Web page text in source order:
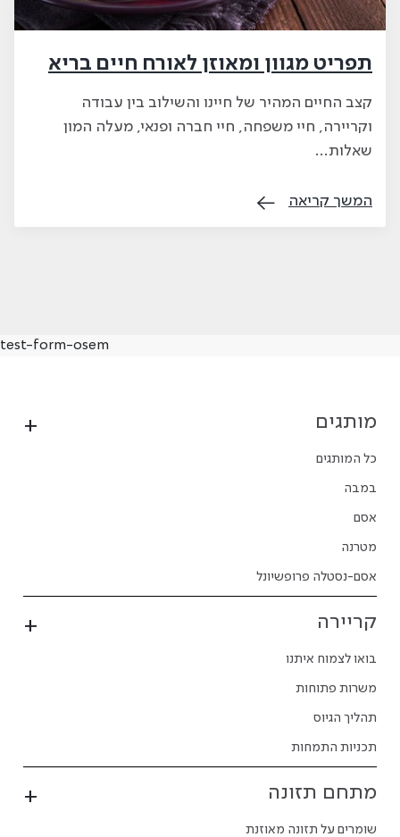
תפריט מגוון ומאוזן לאורח חיים בריא
קצב החיים המהיר של חיינו והשילוב בין עבודה
וקריירה, חיי משפחה, חיי חברה ופנאי, מעלה המון
שאלות…
המשך קריאה
test-form-osem
מותגים
כל המותגים
במבה
אסם
מטרנה
אסם-נסטלה פרופשיונל
קריירה
בואו לצמוח איתנו
משרות פתוחות
תהליך הגיוס
תכניות התמחות
מתחם תזונה
שומרים על תזונה מאוזנת